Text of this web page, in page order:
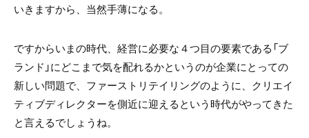
いきますから、当然手薄になる。
ですからいまの時代、経営に必要な４つ目の要素である「ブ
ランド」にどこまで気を配れるかというのが企業にとっての
新しい問題で、ファーストリテイリングのように、クリエイ
ティブディレクターを側近に迎えるという時代がやってきた
と言えるでしょうね。